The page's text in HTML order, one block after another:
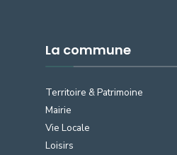
La commune
Territoire & Patrimoine
Mairie
Vie Locale
Loisirs